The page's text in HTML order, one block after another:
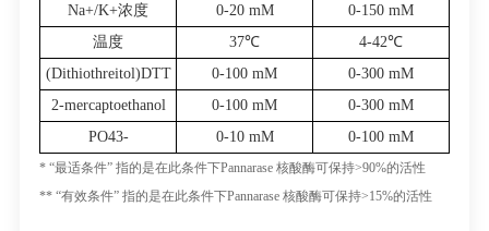
Na+/K+浓度 0-20 mM
0-150 mM
温度
37℃
4-42℃
(Dithiothreitol)DTT
0-100 mM
0-300 mM
2-mercaptoethanol
0-100 mM
0-300 mM
PO43- 0-10 mM 0-100 mM
* “最适条件” 指的是在此条件下Pannarase 核酸酶可保持>90%的活性
** “有效条件” 指的是在此条件下Pannarase 核酸酶可保持>15%的活性